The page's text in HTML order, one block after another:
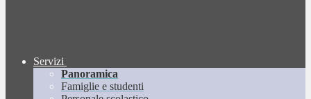
Servizi
Panoramica
Famiglie e studenti